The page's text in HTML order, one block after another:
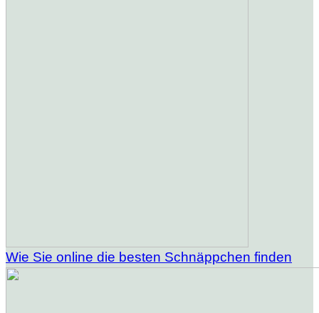
Wie Sie online die besten Schnäppchen finden